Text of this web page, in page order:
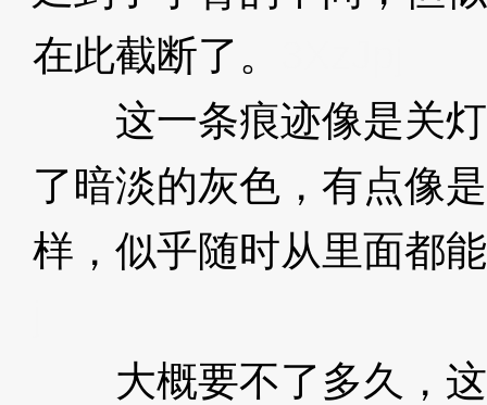
在此截断了。
这一条痕迹像是关灯
了暗淡的灰色，有点像
样，似乎随时从里面都
大概要不了多久，这